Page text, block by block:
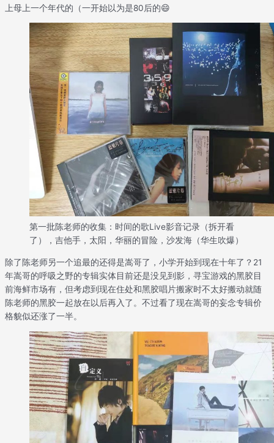
上母上一个年代的（一开始以为是80后的😄
第一批陈老师的收集：时间的歌Live影音记录（拆开看
了），吉他手，太阳，华丽的冒险，沙发海（华生吹爆）
除了陈老师另一个追最的还得是嵩哥了，小学开始到现在十年了？21
年嵩哥的呼吸之野的专辑实体目前还是没见到影，寻宝游戏的黑胶目
前海鲜市场有，但考虑到现在住处和黑胶唱片搬家时不太好搬动就随
陈老师的黑胶一起放在以后再入了。不过看了现在嵩哥的妄念专辑价
格貌似还涨了一半。